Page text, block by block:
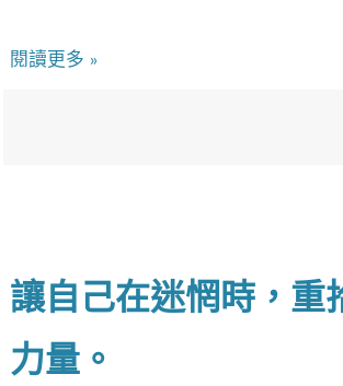
閱讀更多 »
讓自己在迷惘時，重
力量。